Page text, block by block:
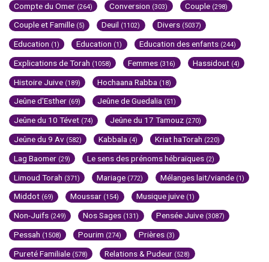
Compte du Omer (264) Conversion (303) Couple (298)
Couple et Famille (5) Deuil (1102) Divers (5037)
Education (1) Education (1) Education des enfants (244)
Explications de Torah (1058) Femmes (316) Hassidout (4)
Histoire Juive (189) Hochaana Rabba (18)
Jeûne d'Esther (69) Jeûne de Guedalia (51)
Jeûne du 10 Tévet (74) Jeûne du 17 Tamouz (270)
Jeûne du 9 Av (582) Kabbala (4) Kriat haTorah (220)
Lag Baomer (29) Le sens des prénoms hébraïques (2)
Limoud Torah (371) Mariage (772) Mélanges lait/viande (1)
Middot (69) Moussar (154) Musique juive (1)
Non-Juifs (249) Nos Sages (131) Pensée Juive (3087)
Pessah (1508) Pourim (274) Prières (3)
Pureté Familiale (578) Relations & Pudeur (528)